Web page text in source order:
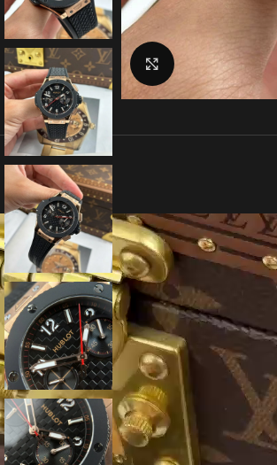
クリックで拡大